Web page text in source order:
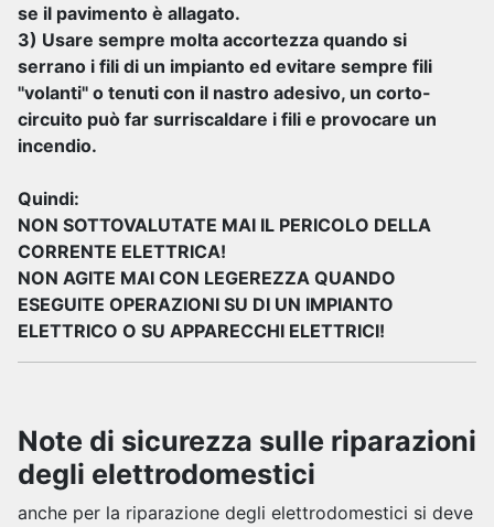
se il pavimento è allagato.
3) Usare sempre molta accortezza quando si
serrano i fili di un impianto ed evitare sempre fili
"volanti" o tenuti con il nastro adesivo, un corto-
circuito può far surriscaldare i fili e provocare un
incendio.
Quindi:
NON SOTTOVALUTATE MAI IL PERICOLO DELLA
CORRENTE ELETTRICA!
NON AGITE MAI CON LEGEREZZA QUANDO
ESEGUITE OPERAZIONI SU DI UN IMPIANTO
ELETTRICO O SU APPARECCHI ELETTRICI!
Note di sicurezza sulle riparazioni
degli elettrodomestici
anche per la riparazione degli elettrodomestici si deve